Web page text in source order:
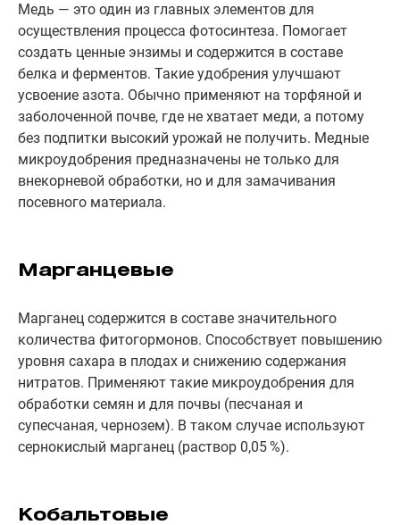
Медь — это один из главных элементов для
осуществления процесса фотосинтеза. Помогает
создать ценные энзимы и содержится в составе
белка и ферментов. Такие удобрения улучшают
усвоение азота. Обычно применяют на торфяной и
заболоченной почве, где не хватает меди, а потому
без подпитки высокий урожай не получить. Медные
микроудобрения предназначены не только для
внекорневой обработки, но и для замачивания
посевного материала.
Марганцевые
Марганец содержится в составе значительного
количества фитогормонов. Способствует повышению
уровня сахара в плодах и снижению содержания
нитратов. Применяют такие микроудобрения для
обработки семян и для почвы (песчаная и
супесчаная, чернозем). В таком случае используют
сернокислый марганец (раствор 0,05 %).
Кобальтовые